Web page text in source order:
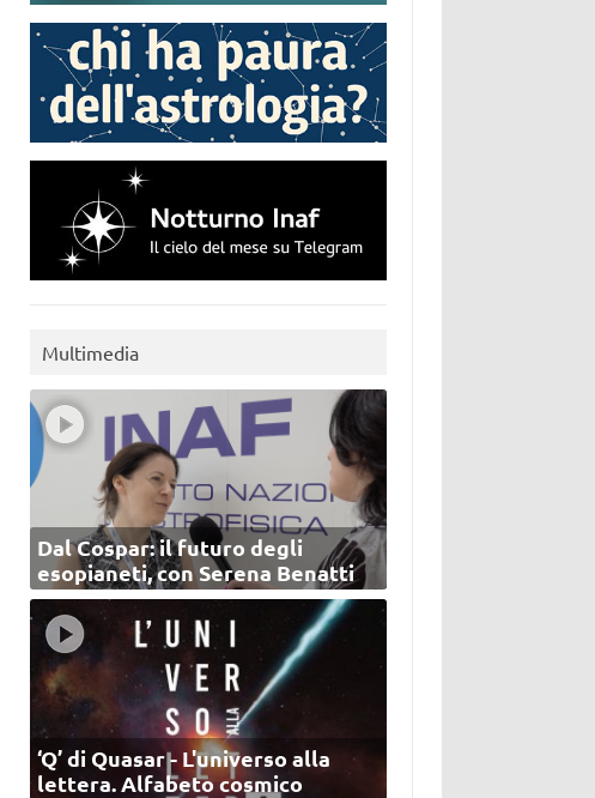
Multimedia
Dal Cospar: il futuro degli
esopianeti, con Serena Benatti
‘Q’ di Quasar - L'universo alla
lettera. Alfabeto cosmico